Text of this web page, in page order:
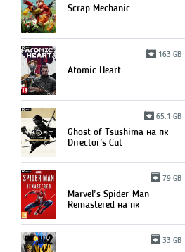
Scrap Mechanic
163 GB
Atomic Heart
65.1 GB
Ghost of Tsushima на пк -
Director's Cut
79 GB
Marvel’s Spider-Man
Remastered на пк
33 GB